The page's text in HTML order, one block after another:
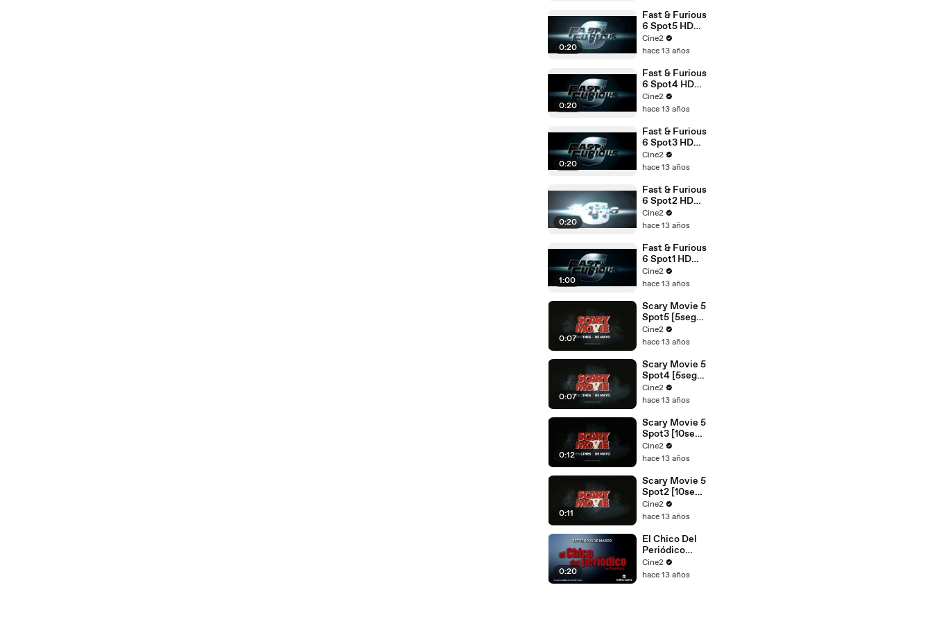
0:20
Fast & Furious
6 Spot5 HD
[20seg]
Español
Cine2
hace 13 años
0:20
Fast & Furious
6 Spot4 HD
[20seg]
Español
Cine2
hace 13 años
0:20
Fast & Furious
6 Spot3 HD
[20seg]
Español
Cine2
hace 13 años
0:20
Fast & Furious
6 Spot2 HD
[20seg]
Español
Cine2
hace 13 años
1:00
Fast & Furious
6 Spot1 HD
[60seg]
Español
Cine2
hace 13 años
0:07
Scary Movie 5
Spot5 [5seg]
Español
Cine2
hace 13 años
0:07
Scary Movie 5
Spot4 [5seg]
Español
Cine2
hace 13 años
0:12
Scary Movie 5
Spot3 [10seg]
Español
Cine2
hace 13 años
0:11
Scary Movie 5
Spot2 [10seg]
Español
Cine2
hace 13 años
0:20
El Chico Del
Periódico
Spot1 [20seg]
Español
Cine2
hace 13 años